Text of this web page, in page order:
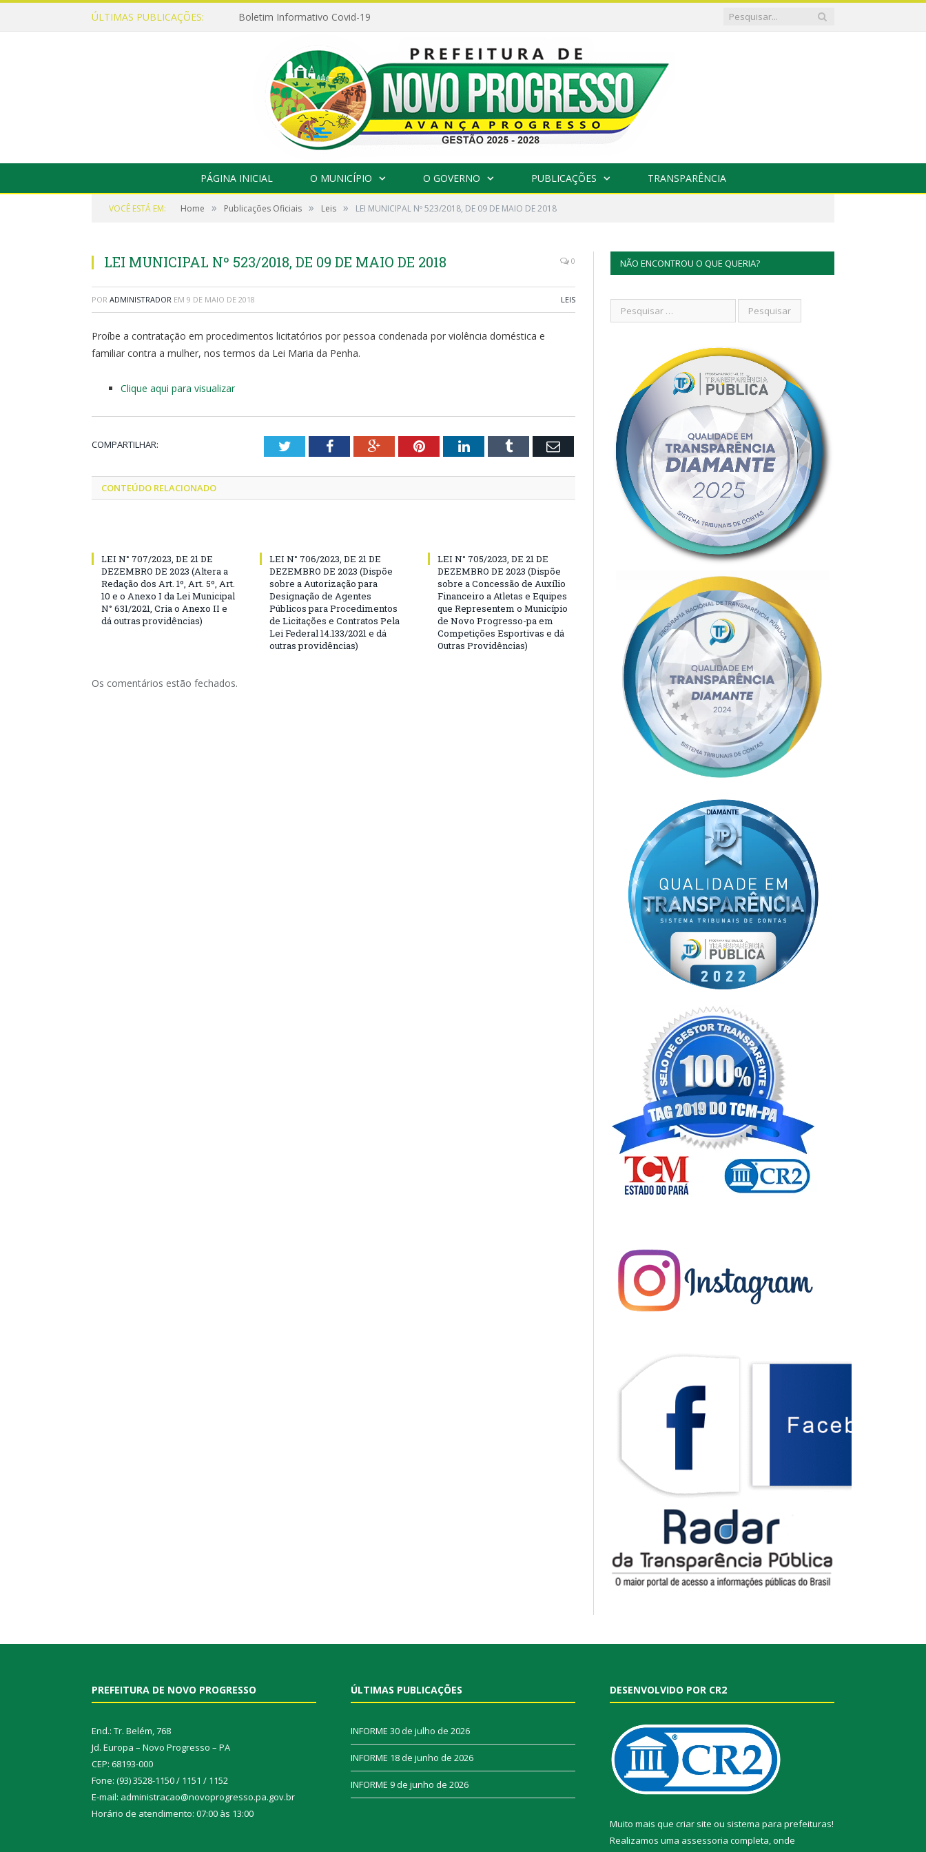
ÚLTIMAS PUBLICAÇÕES: Boletim Informativo Covid-19
PÁGINA INICIAL O MUNICÍPIO O GOVERNO PUBLICAÇÕES TRANSPARÊNCIA
VOCÊ ESTÁ EM: Home » Publicações Oficiais » Leis » LEI MUNICIPAL Nº 523/2018, DE 09 DE MAIO DE 2018
LEI MUNICIPAL Nº 523/2018, DE 09 DE MAIO DE 2018 0
POR ADMINISTRADOR EM 9 DE MAIO DE 2018 LEIS
Proíbe a contratação em procedimentos licitatórios por pessoa condenada por violência doméstica e
familiar contra a mulher, nos termos da Lei Maria da Penha.
Clique aqui para visualizar
COMPARTILHAR: TwitterFacebookGoogle+PinterestLinkedInTumblr Email
CONTEÚDO RELACIONADO
LEI N° 707/2023, DE 21 DE
DEZEMBRO DE 2023 (Altera a
Redação dos Art. 1º, Art. 5º, Art.
10 e o Anexo I da Lei Municipal
N° 631/2021, Cria o Anexo II e
dá outras providências)
LEI N° 706/2023, DE 21 DE
DEZEMBRO DE 2023 (Dispõe
sobre a Autorização para
Designação de Agentes
Públicos para Procedimentos
de Licitações e Contratos Pela
Lei Federal 14.133/2021 e dá
outras providências)
LEI N° 705/2023, DE 21 DE
DEZEMBRO DE 2023 (Dispõe
sobre a Concessão de Auxílio
Financeiro a Atletas e Equipes
que Representem o Município
de Novo Progresso-pa em
Competições Esportivas e dá
Outras Providências)
Os comentários estão fechados.
NÃO ENCONTROU O QUE QUERIA?
PREFEITURA DE NOVO PROGRESSO
End.: Tr. Belém, 768
Jd. Europa – Novo Progresso – PA
CEP: 68193-000
Fone: (93) 3528-1150 / 1151 / 1152
E-mail: administracao@novoprogresso.pa.gov.br
Horário de atendimento: 07:00 às 13:00
ÚLTIMAS PUBLICAÇÕES
INFORME 30 de julho de 2026
INFORME 18 de junho de 2026
INFORME 9 de junho de 2026
DESENVOLVIDO POR CR2
Muito mais que criar site ou sistema para prefeituras!
Realizamos uma assessoria completa, onde